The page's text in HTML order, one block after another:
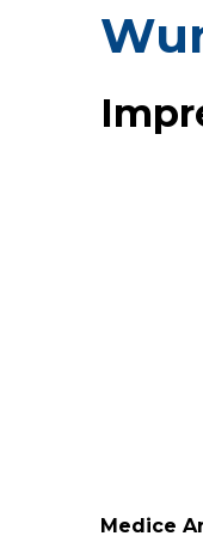
Medice